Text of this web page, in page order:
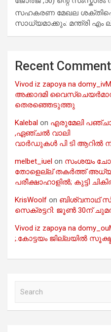
സഹകരണ മേഖല
സാധ്യമാക്കും: മന്ത്രി എം
Recent
Vivod iz zapoya na
അക്കാദമി
തെരഞ്ഞെടുത്തു
Kalebal on എരുമേലി
,ഏഞ്ചൽ വാലി
വാർഡുകൾ പി ടി ആറിൽ
melbet_iuel on സംശയം
തോളെല്ല് തകർത്ത്
പരീക്ഷാഹാളിൽ; കുട്ടി
KrisWoolf on ബിശ്വനാഥ്
സെക്രട്ടറി: ജൂൺ 30ന്
Vivod iz zapoya na
;.കോട്ടയം ജില്ലയിൽ